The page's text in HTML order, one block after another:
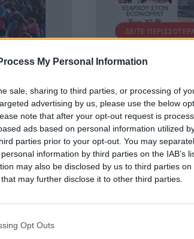
My Personal Information
sale, sharing to third parties, or processing of
advertising by us, please use the below
note that after your opt-out request is
ads based on personal information utilized
parties prior to your opt-out. You may
information by third parties on the IAB’s
may also be disclosed by us to third parties on
that may further disclose it to other third parties.
Opt Outs
6 ΣΕΠΤΕΜΒΡΊΟΥ, 2025
ΔΕΊΤΕ